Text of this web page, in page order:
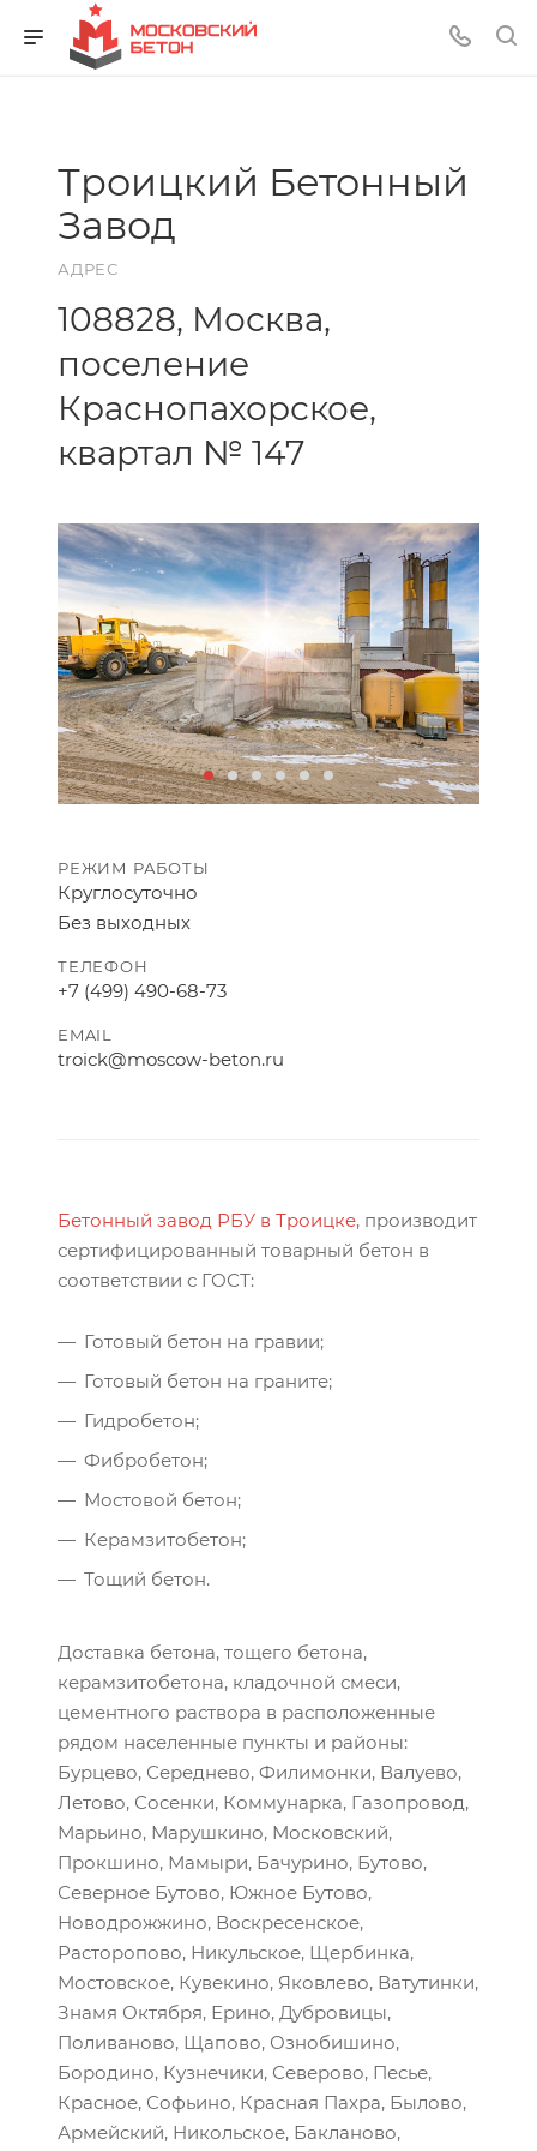
Троицкий Бетонный
Завод
АДРЕС
108828, Москва,
поселение
Краснопахорское,
квартал № 147
РЕЖИМ РАБОТЫ
Круглосуточно
Без выходных
ТЕЛЕФОН
+7 (499) 490-68-73
EMAIL
troick@moscow-beton.ru
Бетонный завод РБУ в Троицке, производит
сертифицированный товарный бетон в
соответствии с ГОСТ:
Готовый бетон на гравии;
Готовый бетон на граните;
Гидробетон;
Фибробетон;
Мостовой бетон;
Керамзитобетон;
Тощий бетон.
Доставка бетона, тощего бетона,
керамзитобетона, кладочной смеси,
цементного раствора в расположенные
рядом населенные пункты и районы:
Бурцево, Середнево, Филимонки, Валуево,
Летово, Сосенки, Коммунарка, Газопровод,
Марьино, Марушкино, Московский,
Прокшино, Мамыри, Бачурино, Бутово,
Северное Бутово, Южное Бутово,
Новодрожжино, Воскресенское,
Расторопово, Никульское, Щербинка,
Мостовское, Кувекино, Яковлево, Ватутинки,
Знамя Октября, Ерино, Дубровицы,
Поливаново, Щапово, Ознобишино,
Бородино, Кузнечики, Северово, Песье,
Красное, Софьино, Красная Пахра, Былово,
Армейский, Никольское, Бакланово,